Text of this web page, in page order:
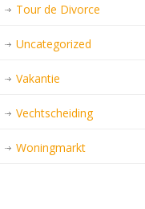
Tour de Divorce
Uncategorized
Vakantie
Vechtscheiding
Woningmarkt